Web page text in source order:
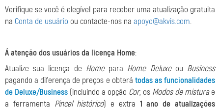
Verifique se você é elegível para receber uma atualização gratuita
na Conta de usuário ou contacte-nos na apoyo@akvis.com.
Á atenção dos usuários da licença Home:
Atualize sua licença de Homepara Home Deluxeou Business
pagando a diferença de preços e obterá todas as funcionalidades
de Deluxe/Business (incluindo a opção Cor, os Modos de misturae
a ferramenta Pincel histórico) e extra 1 ano de atualizações